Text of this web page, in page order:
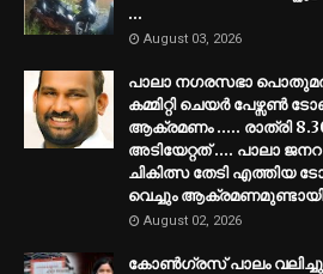
...
August 03, 2026
പാലാ നഗരസഭാ
കമ്മിറ്റി ചെയർ പേഴ്സൺ
ആക്രമണം ..... രാത്രി
അടിയേറ്റത് .... പാലാ
ചികിത്സ തേടി എത്തിയ
വെച്ചും ആക്രമണമുണ്ടായി
August 02, 2026
കോൺഗ്രസ് പാലം വലിച്ചു